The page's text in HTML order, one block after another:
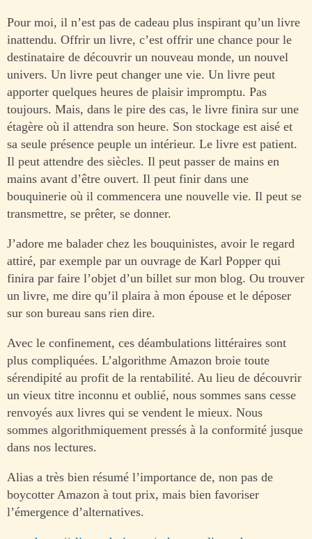
Pour moi, il n’est pas de cadeau plus inspirant qu’un livre
inattendu. Offrir un livre, c’est offrir une chance pour le
destinataire de découvrir un nouveau monde, un nouvel
univers. Un livre peut changer une vie. Un livre peut
apporter quelques heures de plaisir impromptu. Pas
toujours. Mais, dans le pire des cas, le livre finira sur une
étagère où il attendra son heure. Son stockage est aisé et
sa seule présence peuple un intérieur. Le livre est patient.
Il peut attendre des siècles. Il peut passer de mains en
mains avant d’être ouvert. Il peut finir dans une
bouquinerie où il commencera une nouvelle vie. Il peut se
transmettre, se prêter, se donner.
J’adore me balader chez les bouquinistes, avoir le regard
attiré, par exemple par un ouvrage de Karl Popper qui
finira par faire l’objet d’un billet sur mon blog. Ou trouver
un livre, me dire qu’il plaira à mon épouse et le déposer
sur son bureau sans rien dire.
Avec le confinement, ces déambulations littéraires sont
plus compliquées. L’algorithme Amazon broie toute
sérendipité au profit de la rentabilité. Au lieu de découvrir
un vieux titre inconnu et oublié, nous sommes sans cesse
renvoyés aux livres qui se vendent le mieux. Nous
sommes algorithmiquement pressés à la conformité jusque
dans nos lectures.
Alias a très bien résumé l’importance de, non pas de
boycotter Amazon à tout prix, mais bien favoriser
l’émergence d’alternatives.